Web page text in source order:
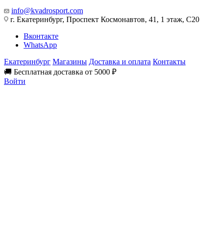
info@kvadrosport.com
г. Екатеринбург, Проспект Космонавтов, 41, 1 этаж, С20
Вконтакте
WhatsApp
Екатеринбург Магазины Доставка и оплата Контакты
🚚 Бесплатная доставка от 5000 ₽
Войти